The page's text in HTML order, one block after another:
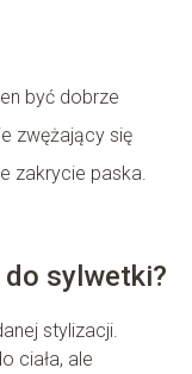
być dobrze
zwężający się
zakrycie paska.
sylwetki?
stylizacji.
ciała, ale